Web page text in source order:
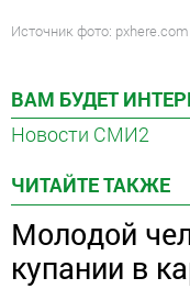
Источник фото: pxhere.com
ВАМ БУДЕТ
Новости СМИ2
ЧИТАЙТЕ ТАКЖЕ
Молодой
купании в